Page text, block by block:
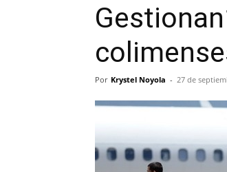
Por Krystel Noyola - 27 de